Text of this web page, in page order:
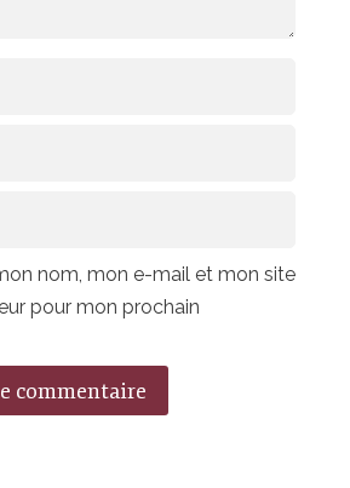
nom, mon e-mail et mon site
pour mon prochain
commentaire